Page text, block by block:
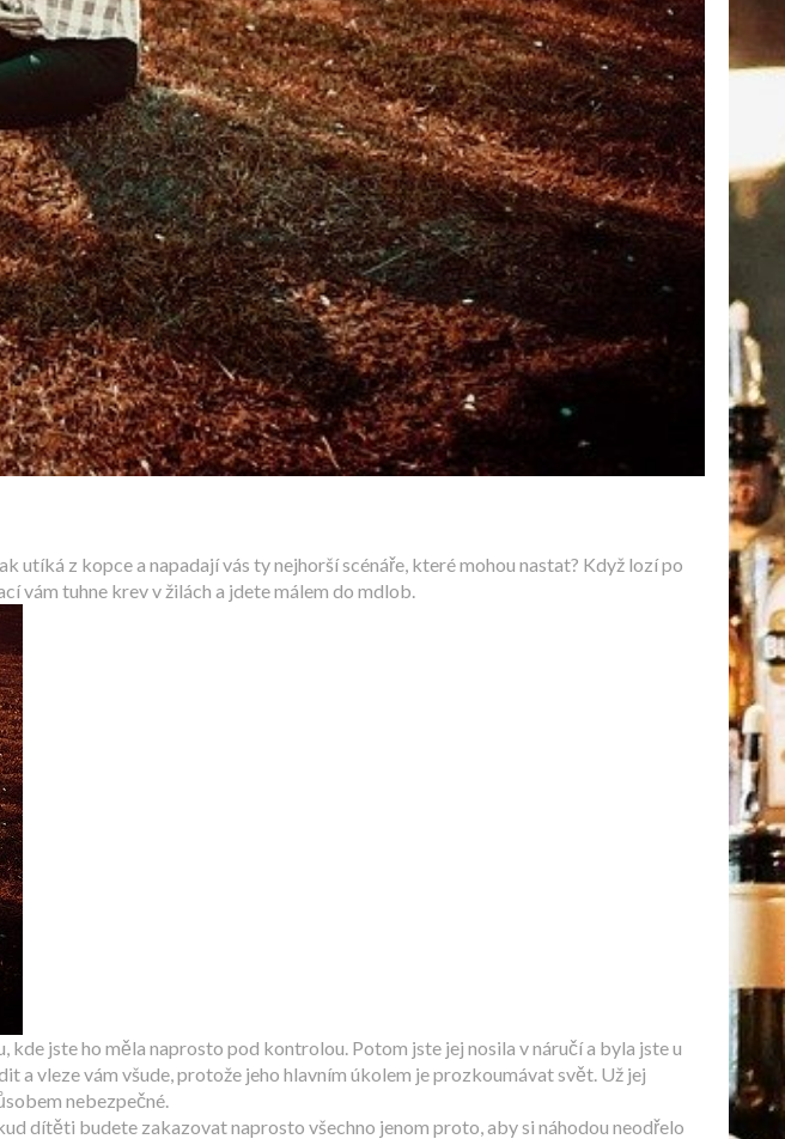
utíká z kopce a napadají vás ty nejhorší scénáře, které mohou nastat? Když lozí po
vám tuhne krev v žilách a jdete málem do mdlob.
jste ho měla naprosto pod kontrolou. Potom jste jej nosila v náručí a byla jste u
a vleze vám všude, protože jeho hlavním úkolem je prozkoumávat svět. Už jej
nebezpečné.
dítěti budete zakazovat naprosto všechno jenom proto, aby si náhodou neodřelo